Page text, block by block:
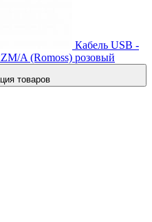
Кабель USB -
A (Romoss) розовый
товаров